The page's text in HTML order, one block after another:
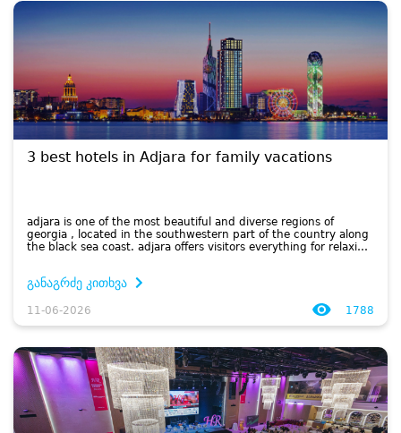
3 best hotels in Adjara for family vacations
adjara is one of the most beautiful and diverse regions of
georgia , located in the southwestern part of the country along
the black sea coast. adjara offers visitors everything for relaxing
განაგრძე კითხვა
11-06-2026 1788